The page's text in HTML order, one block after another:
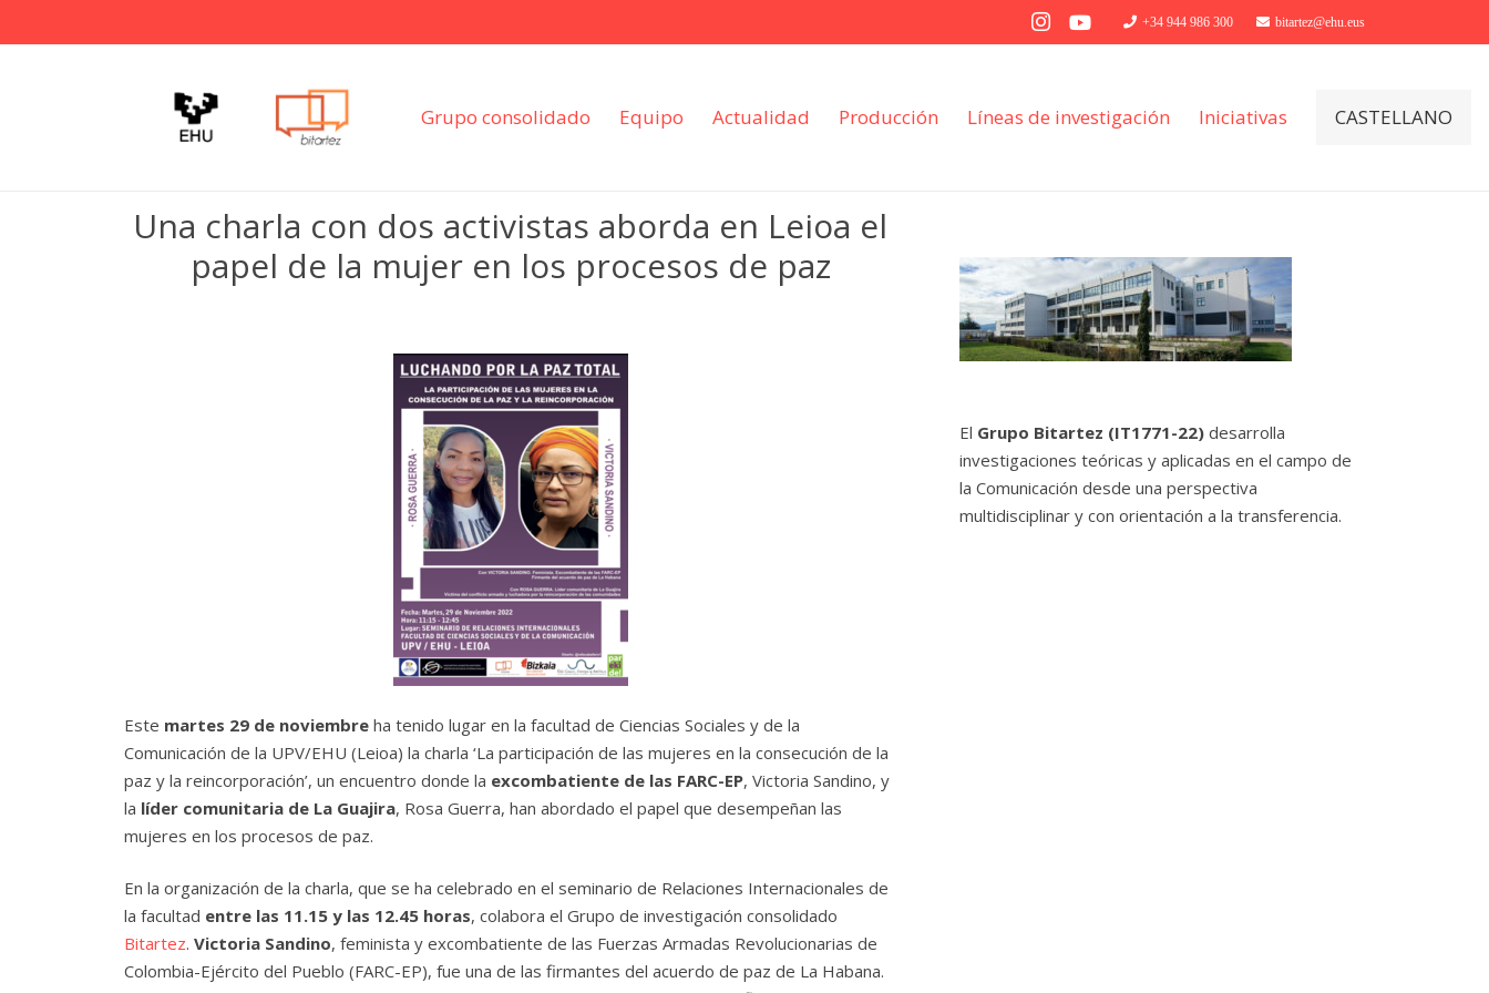
+34 944 986 300 bitartez@ehu.eus
Grupo consolidado Equipo Actualidad Producción Líneas de investigación Iniciativas CASTELLANO
Una charla con dos activistas aborda en Leioa el
papel de la mujer en los procesos de paz
Este martes 29 de noviembre ha tenido lugar en la facultad de Ciencias Sociales y de la
Comunicación de la UPV/EHU (Leioa) la charla ‘La participación de las mujeres en la consecución de la
paz y la reincorporación’, un encuentro donde la excombatiente de las FARC-EP, Victoria Sandino, y
la líder comunitaria de La Guajira, Rosa Guerra, han abordado el papel que desempeñan las
mujeres en los procesos de paz.
En la organización de la charla, que se ha celebrado en el seminario de Relaciones Internacionales de
la facultad entre las 11.15 y las 12.45 horas, colabora el Grupo de investigación consolidado
Bitartez. Victoria Sandino, feminista y excombatiente de las Fuerzas Armadas Revolucionarias de
Colombia-Ejército del Pueblo (FARC-EP), fue una de las firmantes del acuerdo de paz de La Habana.
El Grupo Bitartez (IT1771-22)desarrolla
investigaciones teóricas y aplicadas en el campo de
la Comunicación desde una perspectiva
multidisciplinar y con orientación a la transferencia.